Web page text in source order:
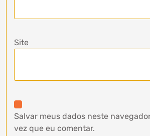
Site
Salvar meus dados neste
vez que eu comentar.